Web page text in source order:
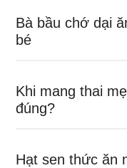
Bà bầu chớ dại
bé
Khi mang thai
đúng?
Hạt sen thức ăn